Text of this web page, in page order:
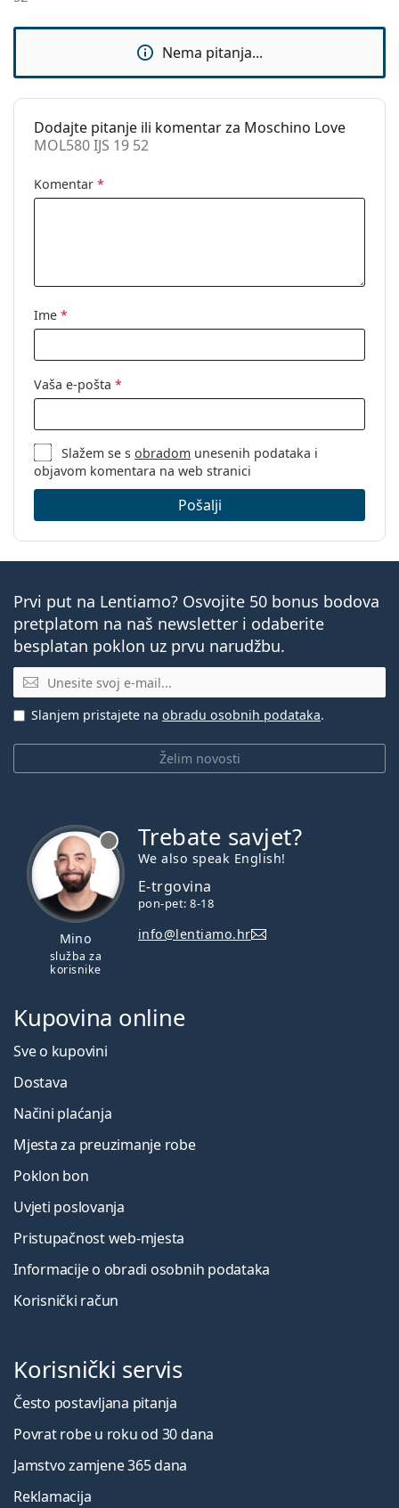
Ovo je medicinski proizvod. Prije uporabe pročitajte
upute za uporabu.
Kutijica:
Da
Krpa za
čišćenje:
Da
Ostalo
Spol:
Nema pitanja...
Dodajte pitanje ili komentar za Moschino Love
MOL580 IJS 19 52
Komentar *
Ime *
Vaša e-pošta *
Slažem se sobradom unesenih podataka i
objavom komentara na web stranici
Pošalji
Prvi put na Lentiamo? Osvojite 50 bonus bodova
pretplatom na naš newsletter i odaberite
besplatan poklon uz prvu narudžbu.
E-mail
Želim novosti
Slanjem pristajete na obradu osobnih podataka.
Mino
služba za
korisnike
Trebate savjet?
We also speak English!
E-trgovina
pon-pet: 8-18
info@lentiamo.hr
Kupovina online
Sve o kupovini
Dostava
Načini plaćanja
Mjesta za preuzimanje robe
Poklon bon
Uvjeti poslovanja
Pristupačnost web-mjesta
Informacije o obradi osobnih podataka
Korisnički račun
Korisnički servis
Često postavljana pitanja
Povrat robe u roku od 30 dana
Jamstvo zamjene 365 dana
Reklamacija